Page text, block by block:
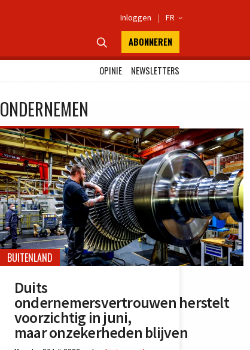
Inloggen | FR 
 ABONNEREN
OPINIE
NEWSLETTERS
ONDERNEMEN
BUITENLAND
Duits
ondernemersvertrouwen herstelt
voorzichtig in juni,
maar onzekerheden blijven